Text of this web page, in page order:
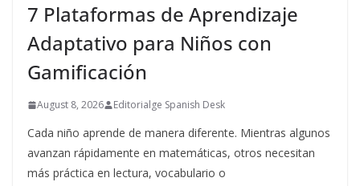
7 Plataformas de Aprendizaje
Adaptativo para Niños con
Gamificación
August 8, 2026 Editorialge Spanish Desk
Cada niño aprende de manera diferente. Mientras algunos
avanzan rápidamente en matemáticas, otros necesitan
más práctica en lectura, vocabulario o